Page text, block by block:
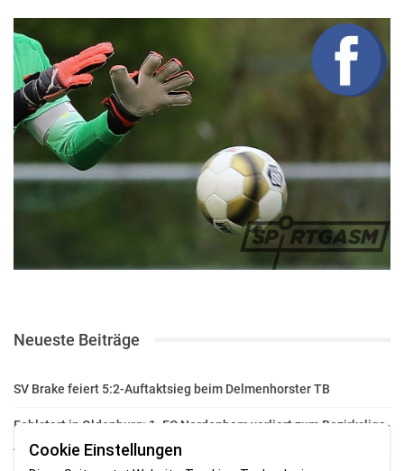
Neueste Beiträge
SV Brake feiert 5:2-Auftaktsieg beim Delmenhorster TB
Fehlstart in Oldenburg: 1. FC Nordenham verliert zum Bezirksliga-
Auftakt
Cookie Einstellungen